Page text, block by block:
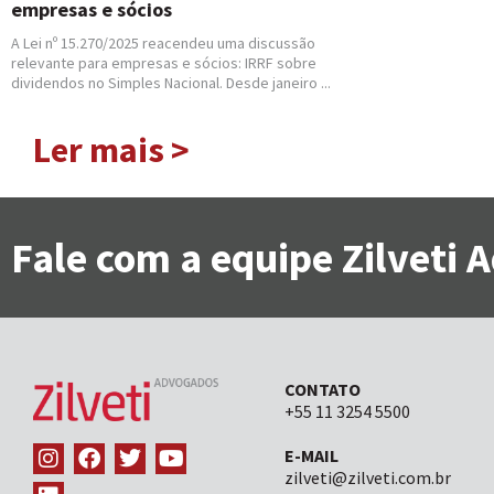
empresas e sócios
A Lei nº 15.270/2025 reacendeu uma discussão
relevante para empresas e sócios: IRRF sobre
dividendos no Simples Nacional. Desde janeiro ...
Ler mais >
Fale com a equipe Zilveti
CONTATO
+55 11 3254 5500
E-MAIL
zilveti@zilveti.com.br